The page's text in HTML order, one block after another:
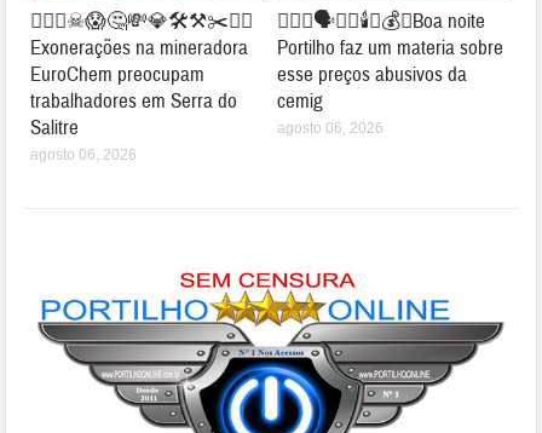
👉🏻👀☠😱🤔💸💎🛠⚒✂⛓‍💥
Exonerações na mineradora
EuroChem preocupam
trabalhadores em Serra do
Salitre
agosto 06, 2026
👉🏻😱🗣️🔦💡🕯️💸💰💡Boa noite
Portilho faz um materia sobre
esse preços abusivos da
cemig
agosto 06, 2026